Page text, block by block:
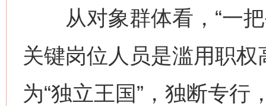
从对象群体看，“一把
关键岗位人员是滥用职权
为“独立王国”，独断专